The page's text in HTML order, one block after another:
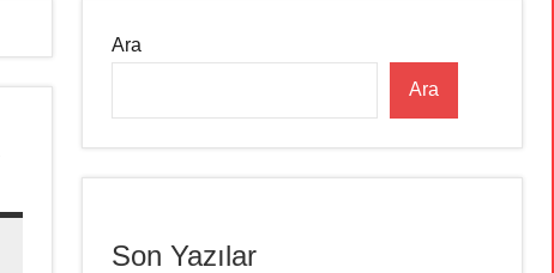
Ara
Ara
Son Yazılar